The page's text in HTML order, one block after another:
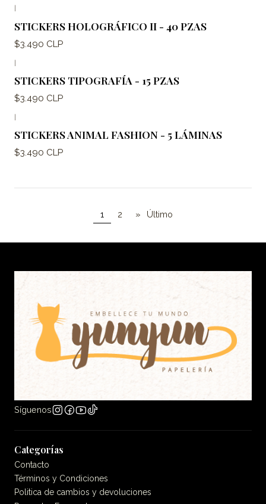
STICKERS HOLOGRÁFICO II - 40 PZAS
$3.490 CLP
|
STICKERS TIPOGRAFÍA - 15 PZAS
$3.490 CLP
STICKERS ANIMAL FASHION - 5 LÁMINAS
$3.490 CLP
1 2 » Último
Síguenos
Categorías
Contacto
Términos y Condiciones
Politica de cambios y devoluciones